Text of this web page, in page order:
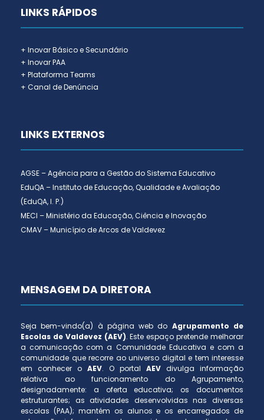
LINKS RÁPIDOS
+ Inovar Básico e Secundário
+ Inovar PAA
+ Plataforma Teams
+ Canal de Denúncia
LINKS EXTERNOS
AGSE – Agência para a Gestão do Sistema Educativo
EduQA – Instituto de Educação, Qualidade e Avaliação
(EduQA, I. P.)
MECI – Ministério da Educação, Ciência e Inovação
CMAV – Município de Arcos de Valdevez
MENSAGEM DA DIRETORA
Seja bem-vindo(a) à página web do Agrupamento de
Escolas de Valdevez (AEV). Este espaço pretende melhorar
a comunicação com a Comunidade Educativa e com a
comunidade que recorre ao universo digital e tem interesse
em conhecer o AEV. O portal AEV divulga informação
relativa ao funcionamento do Agrupamento,
designadamente: a oferta educativa; os documentos
estruturantes; as atividades desenvolvidas nas diversas
escolas (PAA); mantém os alunos e os encarregados de